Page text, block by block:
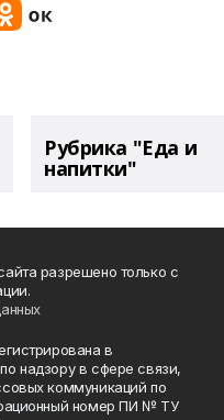
Рубрика "Еда и
напитки"
разрешено только с
в
надзору в сфере связи,
коммуникаций по
номер ПИ № ТУ